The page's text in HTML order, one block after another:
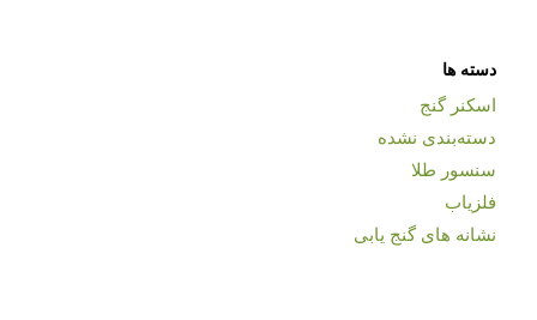
دسته ها
اسکنر گنج
دسته‌بندی نشده
سنسور طلا
فلزیاب
نشانه های گنج یابی